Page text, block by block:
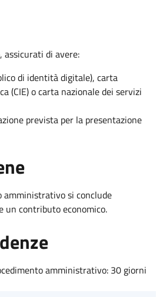
assicurati di avere:
di identità digitale), carta
(CIE) o carta nazionale dei servizi
prevista per la presentazione
amministrativo si conclude
un contributo economico.
amministrativo: 30 giorni